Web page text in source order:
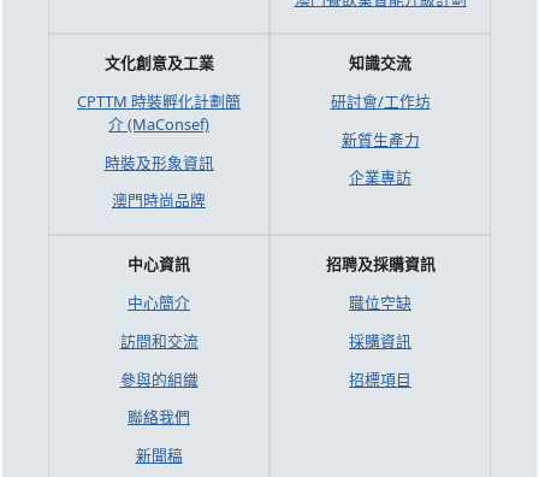
文化創意及工業
CPTTM 時裝孵化計劃簡
介 (MaConsef)
時裝及形象資訊
澳門時尚品牌
知識交流
研討會/工作坊
新質生產力
企業專訪
中心資訊
中心簡介
訪問和交流
參與的組織
聯絡我們
新聞稿
招聘及採購資訊
職位空缺
採購資訊
招標項目